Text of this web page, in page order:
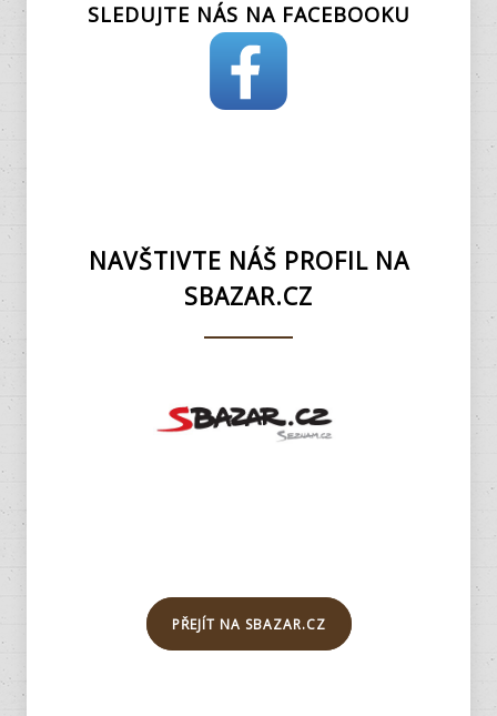
SLEDUJTE NÁS NA FACEBOOKU
NAVŠTIVTE NÁŠ PROFIL NA
SBAZAR.CZ
PŘEJÍT NA SBAZAR.CZ